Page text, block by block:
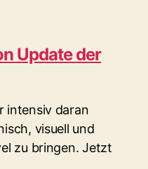
Update der
intensiv daran
visuell und
zu bringen. Jetzt